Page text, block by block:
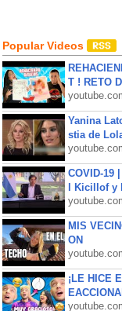
Popular Videos
T ! RETO
Yanina
stia de
COVID-19
l Kicillof y
MIS
ON
¡LE HICE